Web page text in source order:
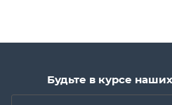
Будьте в курсе